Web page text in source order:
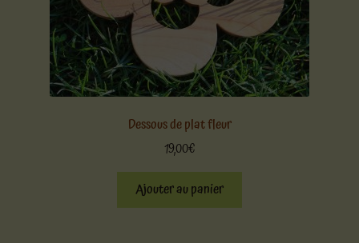
Dessous de plat fleur
19,00€
Ajouter au panier